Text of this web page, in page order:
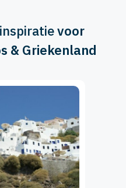
voor
& Griekenland